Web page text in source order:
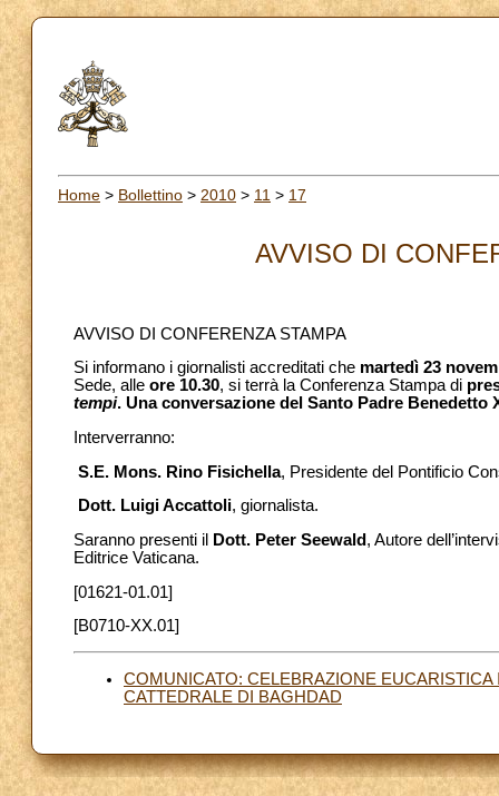
Home > Bollettino > 2010 > 11 > 17
AVVISO DI
AVVISO DI CONFERENZA STAMPA
Si informano i giornalisti accreditati che martedì 23
Sede, alle ore 10.30, si terrà la Conferenza Stampa di
tempi. Una conversazione del Santo Padre
Interverranno:
S.E. Mons. Rino Fisichella, Presidente del Pontificio
Dott. Luigi Accattoli, giornalista.
Saranno presenti il
Dott. Peter Seewald , Autore
Editrice Vaticana.
[01621-01.01]
[B0710-XX.01]
COMUNICATO: CELEBRAZIONE
CATTEDRALE DI BAGHDAD